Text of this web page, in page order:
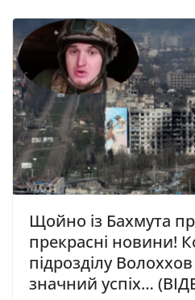
Щойно із Бахмута
прекрасні новини!
підрозділу
значний успіх…